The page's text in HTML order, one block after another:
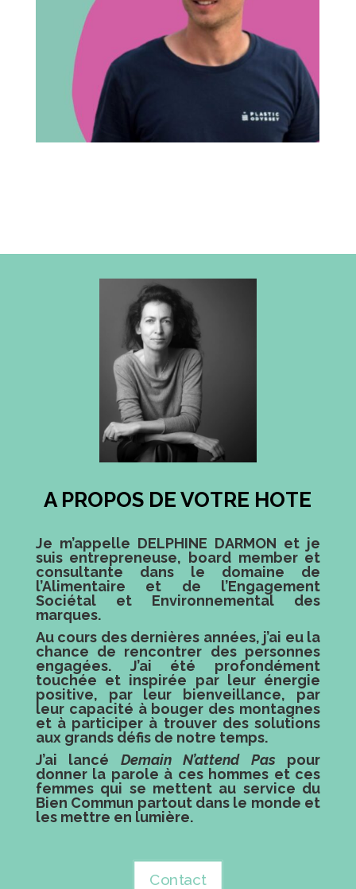
A PROPOS DE VOTRE HOTE
Je m’appelle DELPHINE DARMON et je
suis entrepreneuse, board member et
consultante dans le domaine de
l’Alimentaire et de l’Engagement
Sociétal et Environnemental des
marques.
Au cours des dernières années, j’ai eu la
chance de rencontrer des personnes
engagées. J’ai été profondément
touchée et inspirée par leur énergie
positive, par leur bienveillance, par
leur capacité à bouger des montagnes
et à participer à trouver des solutions
aux grands défisde notre temps.
J’ai lancé Demain N’attend Paspour
donner la parole à ces hommes et ces
femmes qui se mettent au service du
Bien Commun partout dans le monde et
les mettre en lumière.
Contact